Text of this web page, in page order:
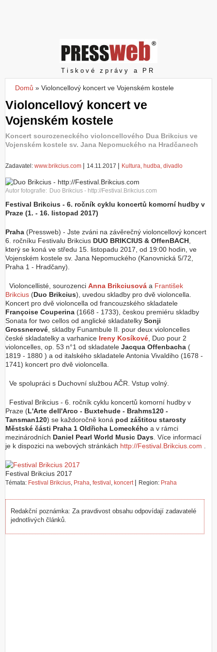
č
t
Pressweb
Tiskové zprávy a PR
Jste zde
Domů » Violoncellový koncert ve Vojenském kostele
Violoncellový koncert ve
Vojenském kostele
Koncert sourozeneckého violoncellového Dua Brikcius ve
Vojenském kostele sv. Jana Nepomuckého na Hradčanech
Zadavatel: www.brikcius.com | 14.11.2017 | Kultura, hudba, divadlo
Autor fotografie: Duo Brikcius - http://Festival.Brikcius.com
Festival Brikcius - 6. ročník cyklu koncertů komorní hudby v
Praze (1. - 16. listopad 2017)
Praha (Pressweb) - Jste zváni na závěrečný violoncellový koncert
6. ročníku Festivalu Brikcius DUO BRIKCIUS & OffenBACH
který se koná ve středu 15. listopadu 2017, od 19:00 hodin, ve
Vojenském kostele sv. Jana Nepomuckého (Kanovnická 5/72,
Praha 1 - Hradčany).
Violoncellisté, sourozenci Anna Brikciusová a František
Brikcius (Duo Brikcius), uvedou skladby pro dvě violoncella.
Koncert pro dvě violoncella od francouzského skladatele
Françoise Couperina (1668 - 1733), českou premiéru skladby
Sonata for two cellos od anglické skladatelky Sonji
Grossnerové , skladby Funambule II. pour deux violoncelles
české skladatelky a varhanice Ireny Kosíkové , Duo pour 2
violoncelles, op. 53 n°1 od skladatele Jacqua Offenbacha (
1819 - 1880 ) a od italského skladatele Antonia Vivaldiho (1678 -
1741) koncert pro dvě violoncella.
Ve spolupráci s Duchovní službou AČR. Vstup volný.
Festival Brikcius - 6. ročník cyklu koncertů komorní hudby v
Praze (L'Arte dell'Arco - Buxtehude - Brahms120 -
Tansman120) se každoročně koná pod záštitou starosty
Městské části Praha 1 Oldřicha Lomeckého a v rámci
mezinárodních Daniel Pearl World Music Days . Více informací
je k dispozici na webových stránkách http://Festival.Brikcius.com
Festival Brikcius 2017
Témata: Festival Brikcius, Praha, festival , koncert | Region: Praha
Redakční poznámka: Za pravdivost obsahu odpovídají zadavatelé
jednotlivých článků.